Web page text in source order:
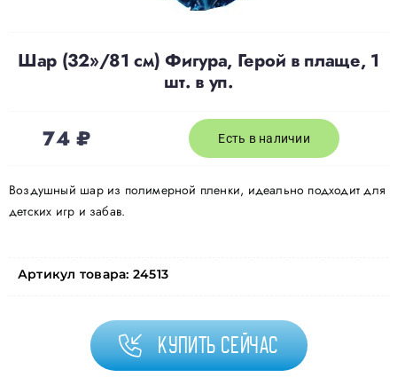
Шар (32»/81 см) Фигура, Герой в плаще, 1
шт. в уп.
74₽ Есть в наличии
Воздушный шар из полимерной пленки, идеально подходит для
детских игр и забав.
Артикул товара: 24513
Купить сейчас